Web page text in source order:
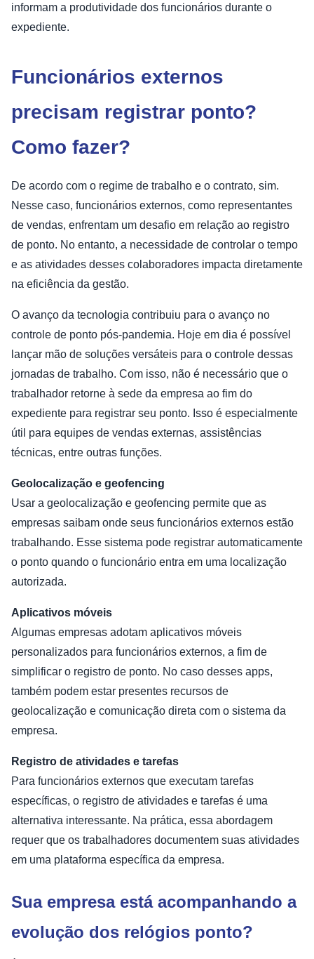
informam a produtividade dos funcionários durante o
expediente.
Funcionários externos
precisam registrar ponto?
Como fazer?
De acordo com o regime de trabalho e o contrato, sim.
Nesse caso, funcionários externos, como representantes
de vendas, enfrentam um desafio em relação ao registro
de ponto. No entanto, a necessidade de controlar o tempo
e as atividades desses colaboradores impacta diretamente
na eficiência da gestão.
O avanço da tecnologia contribuiu para o avanço no
controle de ponto pós-pandemia. Hoje em dia é possível
lançar mão de soluções versáteis para o controle dessas
jornadas de trabalho. Com isso, não é necessário que o
trabalhador retorne à sede da empresa ao fim do
expediente para registrar seu ponto. Isso é especialmente
útil para equipes de vendas externas, assistências
técnicas, entre outras funções.
Geolocalização e geofencing
Usar a geolocalização e geofencing permite que as
empresas saibam onde seus funcionários externos estão
trabalhando. Esse sistema pode registrar automaticamente
o ponto quando o funcionário entra em uma localização
autorizada.
Aplicativos móveis
Algumas empresas adotam aplicativos móveis
personalizados para funcionários externos, a fim de
simplificar o registro de ponto. No caso desses apps,
também podem estar presentes recursos de
geolocalização e comunicação direta com o sistema da
empresa.
Registro de atividades e tarefas
Para funcionários externos que executam tarefas
específicas, o registro de atividades e tarefas é uma
alternativa interessante. Na prática, essa abordagem
requer que os trabalhadores documentem suas atividades
em uma plataforma específica da empresa.
Sua empresa está acompanhando a
evolução dos relógios ponto?